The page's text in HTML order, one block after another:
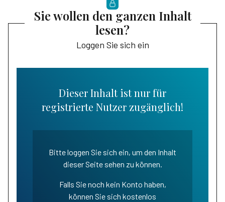
Sie wollen den ganzen Inhalt
lesen?
Loggen Sie sich ein
Dieser Inhalt ist nur für
registrierte Nutzer zugänglich!
Bitte loggen Sie sich ein, um den Inhalt
dieser Seite sehen zu können.
Falls Sie noch kein Konto haben,
können Sie sich kostenlos